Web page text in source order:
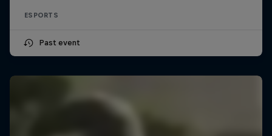
ESPORTS
Past event